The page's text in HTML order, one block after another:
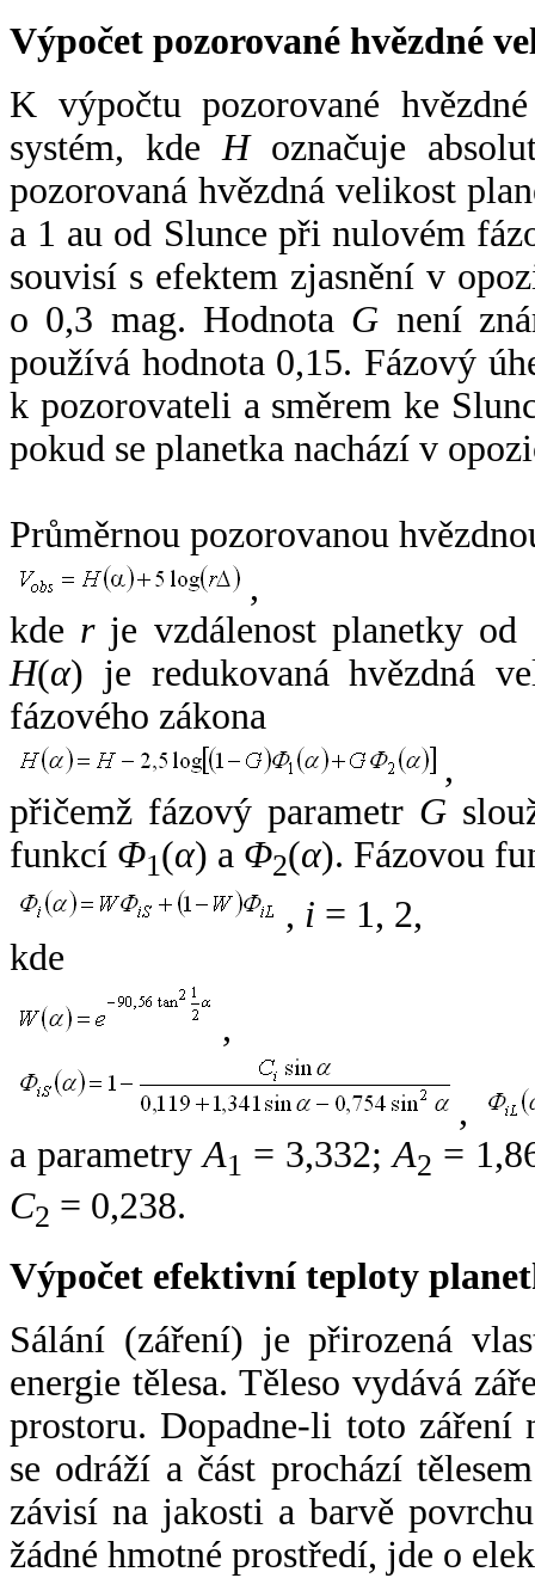
Výpočet pozorované hvězdné
K výpočtu pozorované
systém, kde Hoznačuje
pozorovaná hvězdná velikost
a 1 au od Slunce při nulovém
souvisí s efektem zjasnění v
o 0,3 mag. Hodnota G není
používá hodnota 0,15. Fázový
k pozorovateli a směrem ke
pokud se planetka nachází v
Průměrnou pozorovanou
,
kde rje vzdálenost planetky od
H(α) je redukovaná hvězdná
fázového zákona
,
přičemž fázový parametr G
funkcí Φ1(α) a Φ2(α). Fázovou
, i = 1, 2,
kde
,
,
a parametryA1 = 3,332;A2 =
C2 = 0,238.
Výpočet efektivní teploty
Sálání (záření) je přirozená
energie tělesa. Těleso vydává
prostoru. Dopadne-li toto záření
se odráží a část prochází
závisí na jakosti a barvě
žádné hmotné prostředí, jde o